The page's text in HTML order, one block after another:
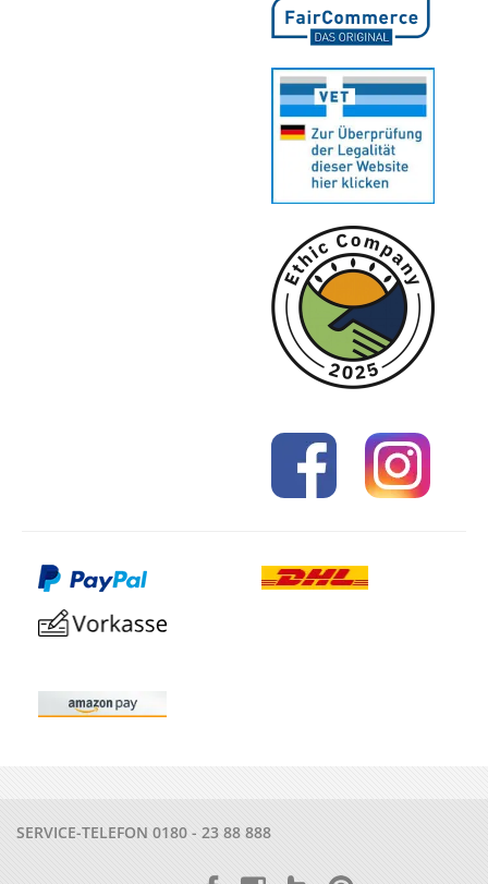
SERVICE-TELEFON 0180 - 23 88 888